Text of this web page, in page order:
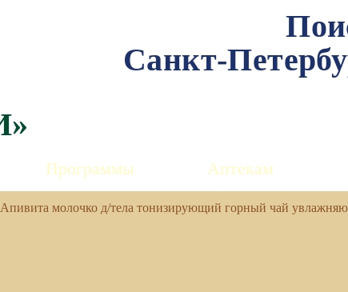
Санкт-
Программы Аптекам
Апивита молочко д/тела тонизирующий горный чай